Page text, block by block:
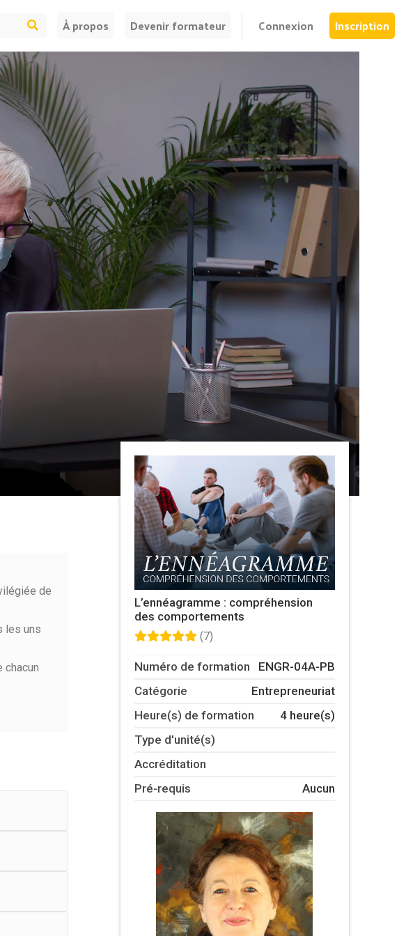
À propos Devenir formateur Connexion Inscription
de
les uns
L’ennéagramme : compréhension
des comportements
(7)
Numéro de formation
ENGR-04A-PB
Catégorie
Entrepreneuriat
Heure(s) de formation
4 heure(s)
Type d'unité(s)
Accréditation
Pré-requis
Aucun